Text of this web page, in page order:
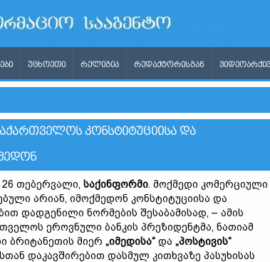
ᲣᲪᲮᲝᲔᲗᲘ ᲠᲔᲚᲘᲒᲘᲐ ᲠᲔᲓᲐᲥᲢᲝᲠᲘᲡᲒᲐᲜ
ᲙᲝᲜᲡᲢᲘᲢᲣᲪᲘᲘᲡᲐ ᲓᲐ
თებერვალი, საქინფორმი. მოქმედი კომერციული
არიან, იმოქმედონ კონსტიტუციისა და
დადგენილი ნორმების შესაბამისად, – ამის
ეროვნული ბანკის პრეზიდენტმა, ნათიამ
ბრიტანეთის მიერ „იმედისა“ და „პოსტივის“
დაკავშირებით დასმულ კითხვაზე პასუხისას